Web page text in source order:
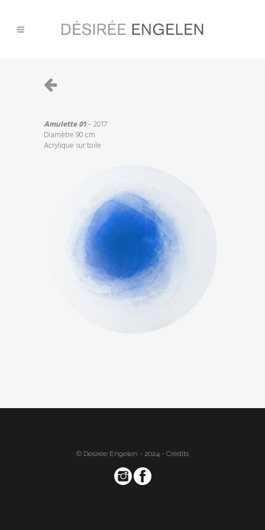
Amulette 01– 2017
Diamètre 90 cm
Acrylique sur toile
© Désirée Engelen - 2024 - Crédits